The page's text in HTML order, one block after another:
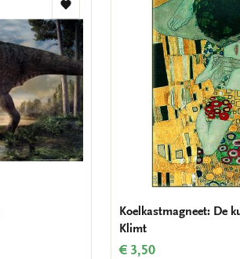
Toevoegen
aan
verlanglijst
Koelkastmagneet: De
Klimt
€ 3,50